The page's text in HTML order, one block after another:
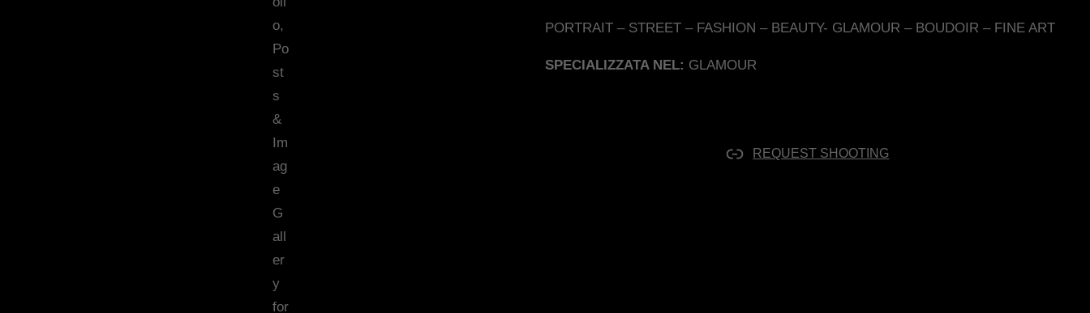
PORTRAIT – STREET – FASHION – BEAUTY- GLAMOUR – BOUDOIR – FINE ART
SPECIALIZZATA NEL: GLAMOUR
REQUEST SHOOTING